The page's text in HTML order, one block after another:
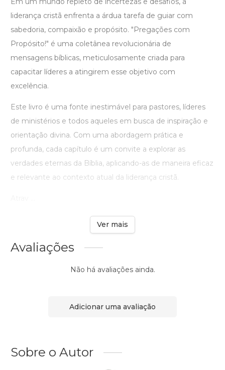
liderança cristã enfrenta a árdua tarefa de guiar com
sabedoria, compaixão e propósito. "Pregações com
Propósito!" é uma coletânea revolucionária de
mensagens bíblicas, meticulosamente criada para
capacitar líderes a atingirem esse objetivo com
excelência.
Este livro é uma fonte inestimável para pastores, líderes
de ministérios e todos aqueles em busca de inspiração e
orientação divina. Com uma abordagem prática e
profunda, cada capítulo é um convite a explorar as
verdades eternas da Bíblia, aplicando-as de maneira eficaz
e relevante ao contexto atual da liderança cristã.
Ver mais
Avaliações
Não há avaliações ainda.
Adicionar uma avaliação
Sobre o Autor